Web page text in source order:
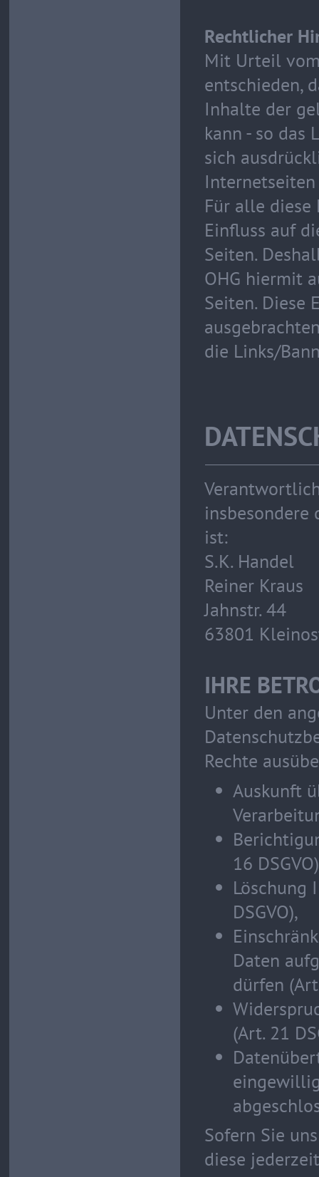
Rechtlicher
Mit Urteil
entschieden,
Inhalte der
kann - so das
sich
Für alle
Einfluss auf
Seiten.
OHG hiermit
Seiten.
die Links/
insbesondere
ist:
S.K. Handel
Reiner Kraus
Jahnstr. 44
63801
IHRE
Unter den
Rechte
Auskunft
16
Löschung
DSGVO),
Daten
dürfen
(Art. 21
Sofern Sie
diese